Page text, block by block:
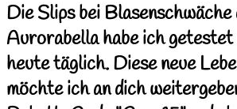
Die Slips bei Blasenschwäche
Aurorabella habe ich getestet
heute täglich. Diese neue
möchte ich an dich